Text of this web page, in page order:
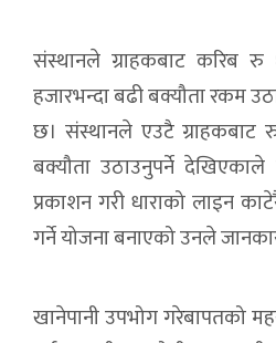
संस्थानले ग्राहकबाट करिब
हजारभन्दा बढी बक्यौता रकम
छ। संस्थानले एउटै ग्राहकबाट
बक्यौता उठाउनुपर्ने
प्रकाशन गरी धाराको लाइन
गर्ने योजना बनाएको उनले
खानेपानी उपभोग गरेबापतको